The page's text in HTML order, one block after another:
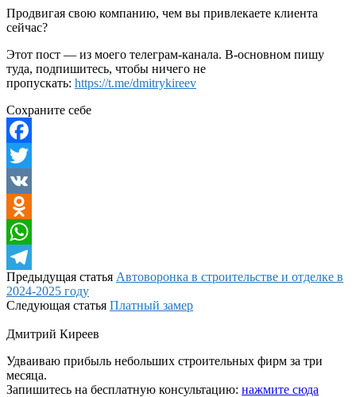
Продвигая свою компанию, чем вы привлекаете клиента
сейчас?
Этот пост — из моего телеграм-канала. В-основном пишу
туда, подпишитесь, чтобы ничего не
пропускать: https://t.me/dmitrykireev
Сохраните себе
Facebook
Twitter
VK
Odnoklassniki
WhatsApp
Telegram
Предыдущая статья Автоворонка в строительстве и отделке в
2024-2025 году
Следующая статья Платный замер
Дмитрий Киреев
Удваиваю прибыль небольших строительных фирм за три
месяца.
Запишитесь на бесплатную консультацию: нажмите сюда